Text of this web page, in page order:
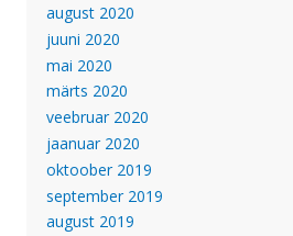
august 2020
juuni 2020
mai 2020
märts 2020
veebruar 2020
jaanuar 2020
oktoober 2019
september 2019
august 2019